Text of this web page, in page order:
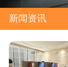
新闻资讯